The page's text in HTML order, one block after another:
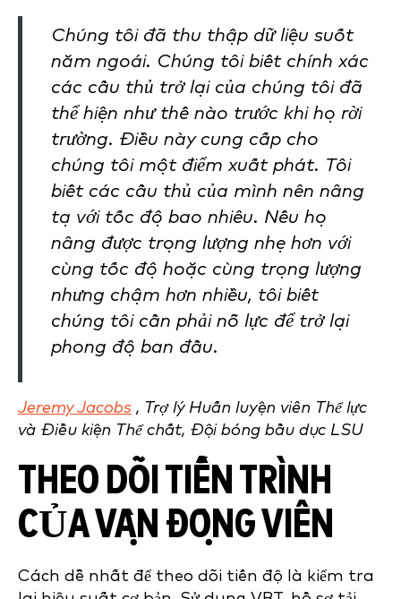
Chúng tôi đã thu thập dữ liệu suốt
năm ngoái. Chúng tôi biết chính xác
các cầu thủ trở lại của chúng tôi đã
thể hiện như thế nào trước khi họ rời
trường. Điều này cung cấp cho
chúng tôi một điểm xuất phát. Tôi
biết các cầu thủ của mình nên nâng
tạ với tốc độ bao nhiêu. Nếu họ
nâng được trọng lượng nhẹ hơn với
cùng tốc độ hoặc cùng trọng lượng
nhưng chậm hơn nhiều, tôi biết
chúng tôi cần phải nỗ lực để trở lại
phong độ ban đầu.
Jeremy Jacobs , Trợ lý Huấn luyện viên Thể lực
và Điều kiện Thể chất, Đội bóng bầu dục LSU
THEO DÕI TIẾN TRÌNH
CỦA VẬN ĐỘNG VIÊN
Cách dễ nhất để theo dõi tiến độ là kiểm tra